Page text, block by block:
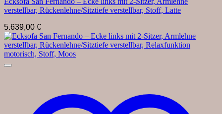
verstellbar, Rückenlehne/Sitztiefe verstellbar, Stoff, Latte
5.639,00 €